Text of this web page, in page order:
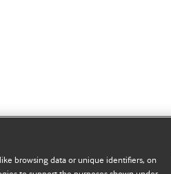
browsing data or unique identifiers, on